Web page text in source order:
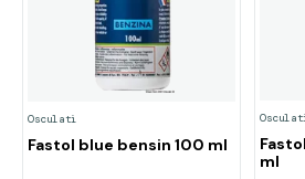
Osculati
Fastol blue bensin 100 ml
ml